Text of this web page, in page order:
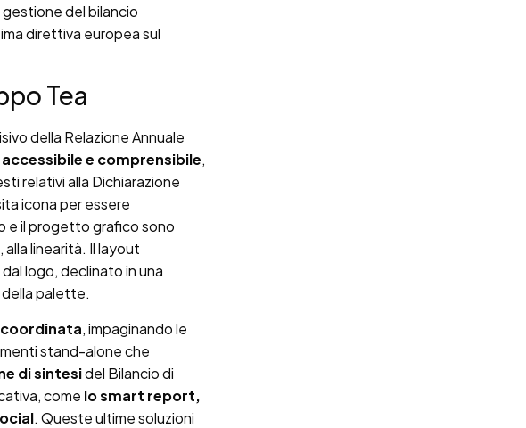
gestione del bilancio
direttiva europea sul
Tea
della Relazione Annuale
accessibile e comprensibile,
relativi alla Dichiarazione
icona per essere
e il progetto grafico sono
linearità. Il layout
logo, declinato in una
della palette.
, impaginando le
stand-alone che
di sintesidel Bilancio di
come lo smart report,
. Queste ultime soluzioni